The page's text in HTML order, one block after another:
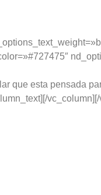
que esta pensada
vc_column][/